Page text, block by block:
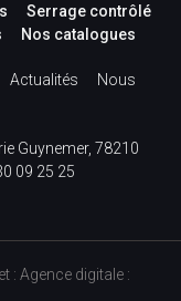
Serrage contrôlé
Nos catalogues
Actualités
Nous
Guynemer, 78210
09 25 25
: Agence digitale :